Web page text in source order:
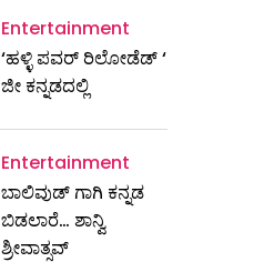
Entertainment
‘ಹಳ್ಳಿ ಪವರ್ ರಿಲೋಡೆಡ್ ‘
ಜೀ ಕನ್ನಡದಲ್ಲಿ
Entertainment
ಬಾಲಿವುಡ್ ಗಾಗಿ ಕನ್ನಡ
ಬಿಡಲಾರೆ… ಶಾನ್ವಿ
ಶ್ರೀವಾತ್ಸವ್